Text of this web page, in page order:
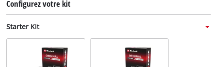
Configurez votre kit
Starter Kit